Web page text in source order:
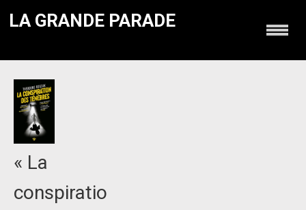
LA GRANDE PARADE
« La
conspiratio